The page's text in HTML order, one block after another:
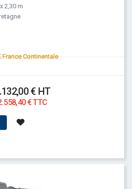
2,30 m
France Continentale
€ HT
€ TTC